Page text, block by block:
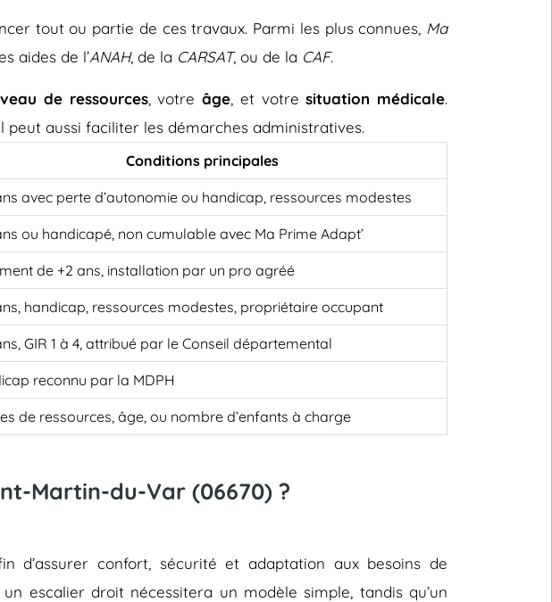
tout ou partie de ces travaux. Parmi les plus connues, Ma
aides de l’ANAH, de la CARSAT, ou de la CAF.
de ressources, votre âge , et votresituation médicale.
peut aussi faciliter les démarches administratives.
Conditions principales
avec perte d’autonomie ou handicap, ressources modestes
ou handicapé, non cumulable avec Ma Prime Adapt’
de +2 ans, installation par un pro agréé
handicap, ressources modestes, propriétaire occupant
GIR 1 à 4, attribué par le Conseil départemental
reconnu par la MDPH
de ressources, âge, ou nombre d’enfants à charge
Martin-du-Var (06670) ?
d’assurer confort, sécurité et adaptation aux besoins de
escalier droit nécessitera un modèle simple, tandis qu’un